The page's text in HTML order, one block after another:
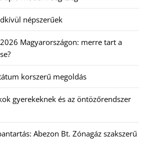
népszerűek
Magyarországon: merre tart a
korszerű megoldás
gyerekeknek és az öntözőrendszer
Abezon Bt. Zónagáz szakszerű